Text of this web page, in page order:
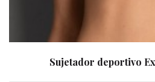
Sujetador deportivo